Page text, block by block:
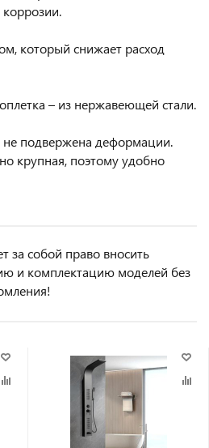
который снижает расход
– из нержавеющей стали.
подвержена деформации.
крупная, поэтому удобно
за собой право вносить
и комплектацию моделей без